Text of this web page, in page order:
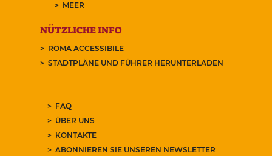
MEER
NÜTZLICHE INFO
ROMA ACCESSIBILE
STADTPLÄNE UND FÜHRER HERUNTERLADEN
FAQ
ÜBER UNS
KONTAKTE
ABONNIEREN SIE UNSEREN NEWSLETTER